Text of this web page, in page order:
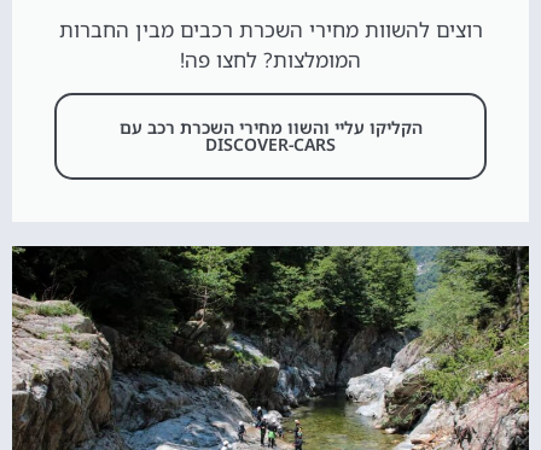
רוצים להשוות מחירי השכרת רכבים מבין החברות
המומלצות? לחצו פה!
הקליקו עליי והשוו מחירי השכרת רכב עם
DISCOVER-CARS